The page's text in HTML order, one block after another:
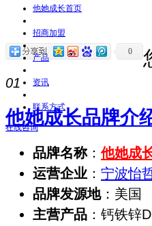
他她成长首页
招商加盟
产品
资讯
联系方式
在线咨询
0
01
他她成长品牌介
品牌名称：他她成
运营企业 ： 宁波怡
品牌发源地：美国
主营产品 ：钙铁锌